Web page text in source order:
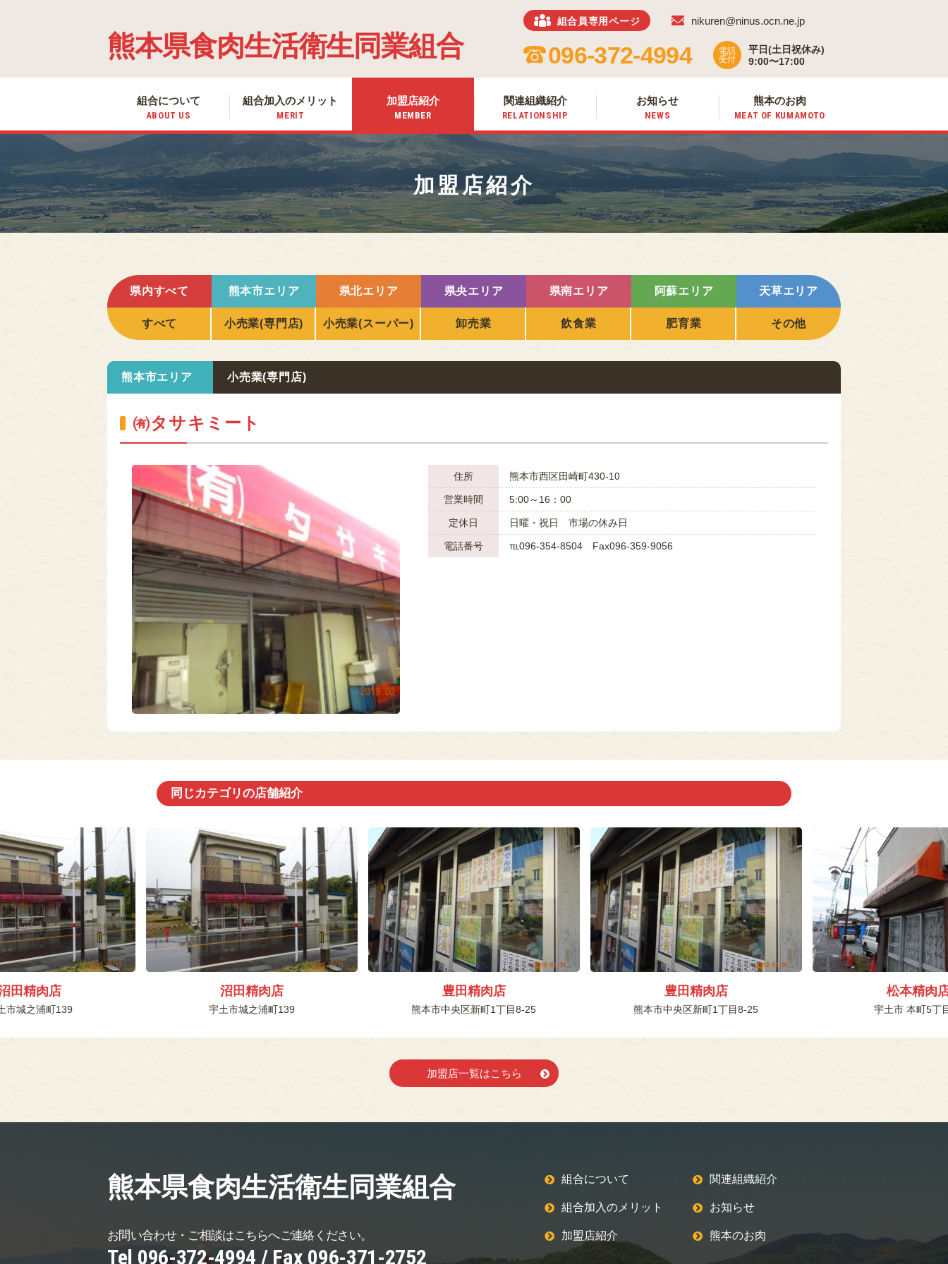
熊本県食肉生活衛生同業組合
組合員専用ページ nikuren@ninus.ocn.ne.jp
096-372-4994
電話
受付
平日(土日祝休み)
9:00〜17:00
組合について
ABOUT US
組合加入のメリット
MERIT
加盟店紹介
MEMBER
関連組織紹介
RELATIONSHIP
お知らせ
NEWS
熊本のお肉
MEAT OF KUMAMOTO
加盟店紹介
県内すべて 熊本市エリア 県北エリア 県央エリア 県南エリア 阿蘇エリア 天草エリア
すべて 小売業(専門店) 小売業(スーパー) 卸売業 飲食業 肥育業 その他
熊本市エリア 小売業(専門店)
㈲タサキミート
住所 熊本市西区田崎町430-10
営業時間 5:00～16：00
定休⽇ 日曜・祝日 市場の休み日
電話番号 ℡096-354-8504 Fax096-359-9056
同じカテゴリの店舗紹介
田精肉店
市城之浦町139
沼田精肉店
宇土市城之浦町139
豊田精肉店
熊本市中央区新町1丁目8-25
豊田精肉店
熊本市中央区新町1丁目8-25
松本精肉
宇土市 本町5丁
加盟店一覧はこちら
熊本県食肉生活衛生同業組合
お問い合わせ・ご相談はこちらへご連絡ください。
Tel 096-372-4994 / Fax 096-371-2752
組合について 関連組織紹介
組合加入のメリット お知らせ
加盟店紹介 熊本のお肉
HOME
組合加入のメリット
MERIT
加盟店紹介
MEMBER
関連組織紹介
RELATIONSHIP
お知らせ
組合員専用ページ
ONLY